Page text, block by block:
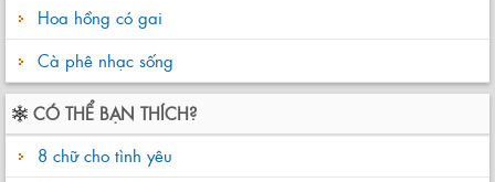
Hoa hồng có gai
Cà phê nhạc sống
CÓ THỂ BẠN THÍCH?
8 chữ cho tình yêu